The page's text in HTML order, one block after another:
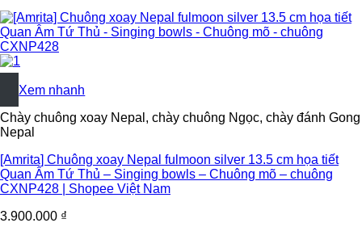
+
Xem nhanh
Chày chuông xoay Nepal, chày chuông Ngọc, chày đánh Gong
Nepal
[Amrita] Chuông xoay Nepal fulmoon silver 13.5 cm họa tiết
Quan Âm Tứ Thủ – Singing bowls – Chuông mõ – chuông
CXNP428 | Shopee Việt Nam
3.900.000 ₫